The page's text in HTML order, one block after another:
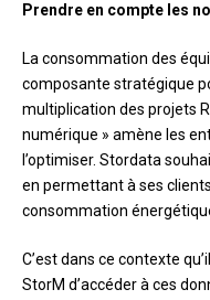
Prendre en compte les
La consommation des
composante stratégique
multiplication des projets
numérique » amène les
l’optimiser. Stordata
en permettant à ses
consommation
C’est dans ce contexte
StorM d’accéder à ces